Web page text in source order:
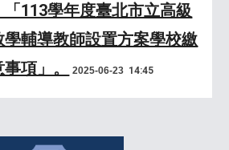
113學年度臺北市立高級
輔導教師設置方案學校繳
項」。
2025-06-23 14:45